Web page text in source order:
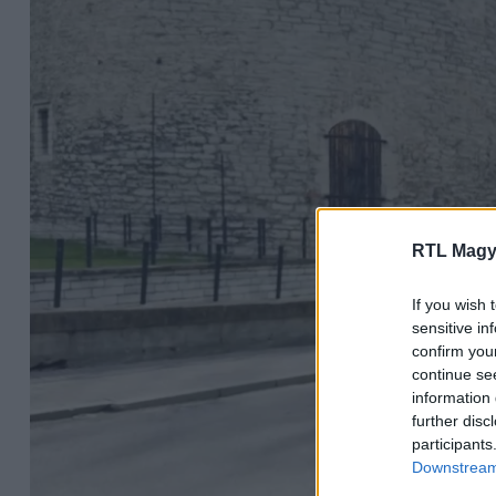
RTL
If you wish
sensitive
confirm
continue
information
further